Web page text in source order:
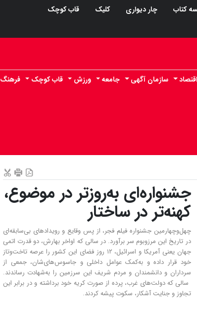
کتاب چار دیواری کلیک
قاب کوچک
اقتصاد سازمان آگهی جامعه ورزش قاب کوچک فرهنگ
جشنواره‌ای به‌روزتر در موضوع،
کهنه‌تر در ساختار
چهل‌و‌چهارمین جشنواره فیلم فجر، از پس وقایع و رویدادهای بی‌سابقه‌ای
در تاریخ این مرز‌و‌بوم سر بر‌آورد. در سالی که اواخر بهارش، دو قدرت اتمی
جهان یعنی آمریکا و اسرائیل، ۱۲ روز فضای این کشور را عرصه تاخت‌و‌تاز
خود قرار داده و به‌کمک عوامل داخلی و جاسوس‌های‌شان، جمعی از
سرداران و دانشمندان و مردم شریف این سرزمین را به‌شهادت رساندند.
سالی که دولت‌های غرب، پرده از صورت کریه خود برداشته و در برابر این
تجاوز و جنایت آشکار، سکوت پیشه کردند.